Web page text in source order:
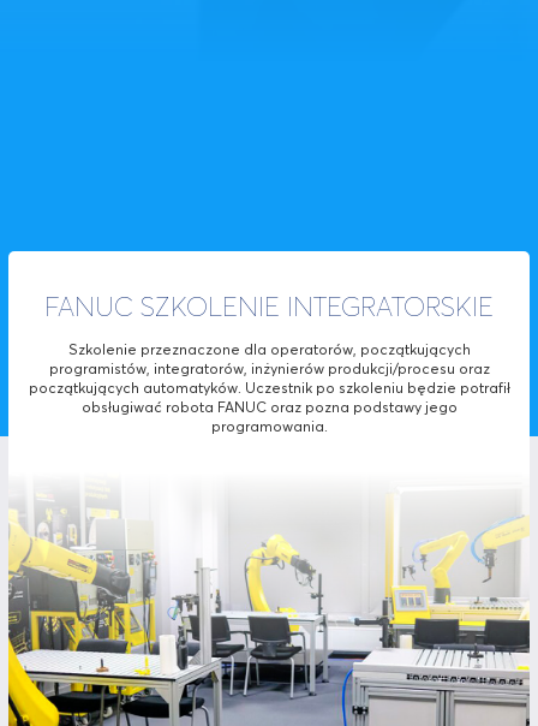
FANUC SZKOLENIE INTEGRATORSKIE
Szkolenie przeznaczone dla operatorów, początkujących
programistów, integratorów, inżynierów produkcji/procesu oraz
początkujących automatyków. Uczestnik po szkoleniu będzie potrafił
obsługiwać robota FANUC oraz pozna podstawy jego
programowania.